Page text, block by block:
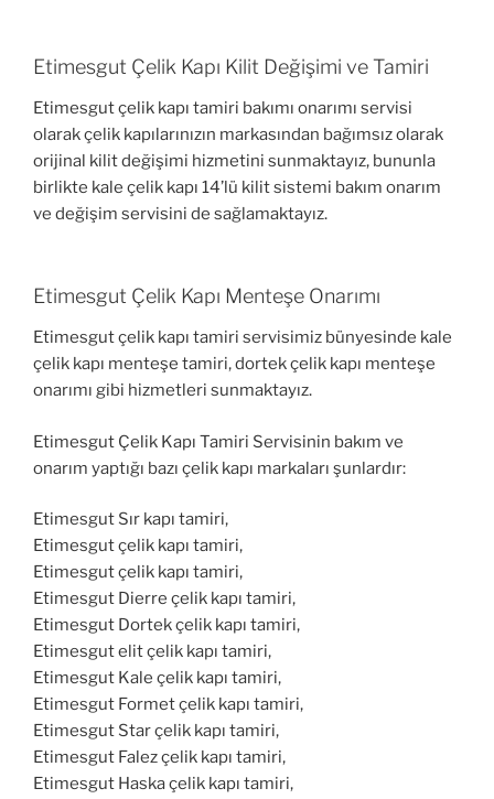
Etimesgut Çelik Kapı Kilit Değişimi ve Tamiri
Etimesgut çelik kapı tamiri bakımı onarımı servisi
olarak çelik kapılarınızın markasından bağımsız olarak
orijinal kilit değişimi hizmetini sunmaktayız, bununla
birlikte kale çelik kapı 14’lü kilit sistemi bakım onarım
ve değişim servisini de sağlamaktayız.
Etimesgut Çelik Kapı Menteşe Onarımı
Etimesgut çelik kapı tamiri servisimiz bünyesinde kale
çelik kapı menteşe tamiri, dortek çelik kapı menteşe
onarımı gibi hizmetleri sunmaktayız.
Etimesgut Çelik Kapı Tamiri Servisinin bakım ve
onarım yaptığı bazı çelik kapı markaları şunlardır:
Etimesgut Sır kapı tamiri,
Etimesgut çelik kapı tamiri,
Etimesgut çelik kapı tamiri,
Etimesgut Dierre çelik kapı tamiri,
Etimesgut Dortek çelik kapı tamiri,
Etimesgut elit çelik kapı tamiri,
Etimesgut Kale çelik kapı tamiri,
Etimesgut Formet çelik kapı tamiri,
Etimesgut Star çelik kapı tamiri,
Etimesgut Falez çelik kapı tamiri,
Etimesgut Haska çelik kapı tamiri,